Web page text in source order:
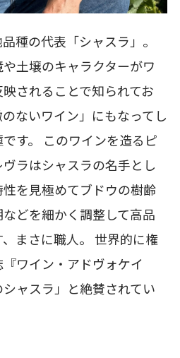
種の代表「シャスラ」。
土壌のキャラクターがワ
されることで知られてお
ないワイン」にもなってし
す。 このワインを造るピ
ラはシャスラの名手とし
を見極めてブドウの樹齢
どを細かく調整して高品
まさに職人。 世界的に権
ワイン・アドヴォケイ
ャスラ」と絶賛されてい